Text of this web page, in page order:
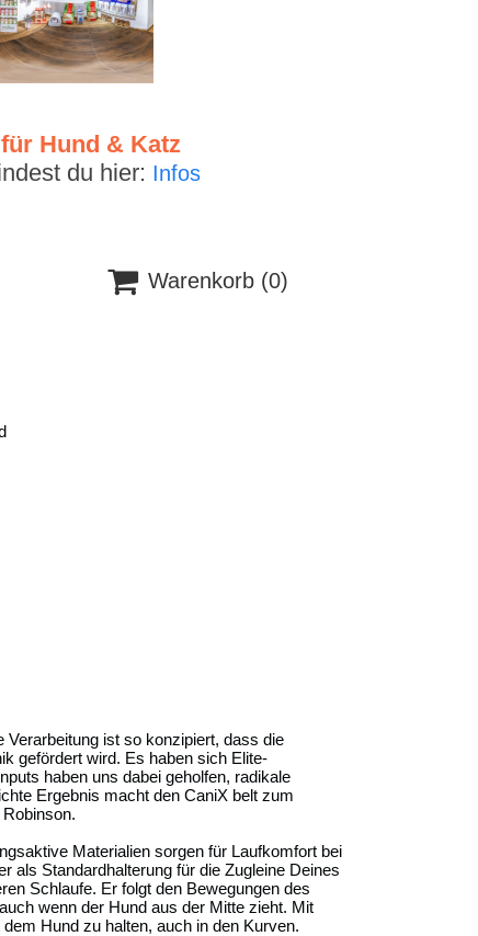
Hund & Katz
du hier: Infos
 Warenkorb (0)
ist so konzipiert, dass die
gefördert wird. Es haben sich Elite-
haben uns dabei geholfen, radikale
Ergebnis macht den CaniX belt zum
Materialien sorgen für Laufkomfort bei
als Standardhalterung für die Zugleine Deines
Schlaufe. Er folgt den Bewegungen des
wenn der Hund aus der Mitte zieht. Mit
Hund zu halten, auch in den Kurven.